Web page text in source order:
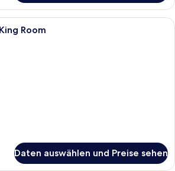
Ein Hotelzimmer mit Bett,
Room
Daten auswählen und Preise sehen